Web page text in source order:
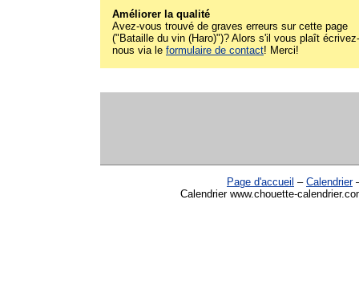
Améliorer la qualité
Avez-vous trouvé de graves erreurs sur cette page
("Bataille du vin (Haro)")? Alors s'il vous plaît écrivez-
nous via le formulaire de contact! Merci!
Page d'accueil – Calendrier
Calendrier www.chouette-